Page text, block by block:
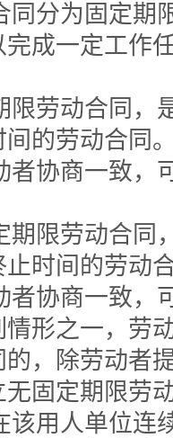
同分为固定期
成一定工作
限劳动合同，
的劳动合同
者协商一致，
期限劳动合同
时间的劳动
者协商一致，
形之一，劳
，除劳动者
固定期限劳
该用人单位连